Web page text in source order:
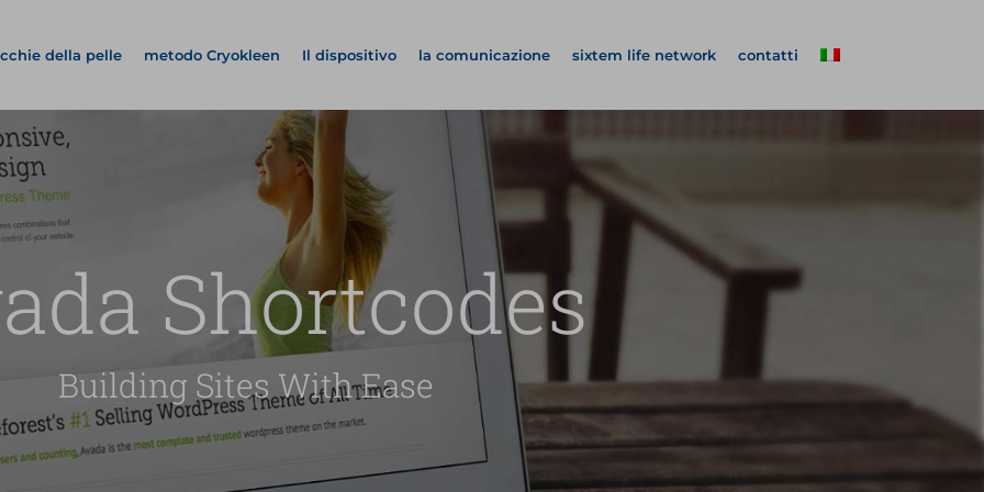
della pelle metodo Cryokleen Il dispositivo la comunicazione sixtem life network contatti
Shortcodes
Building Sites With Ease